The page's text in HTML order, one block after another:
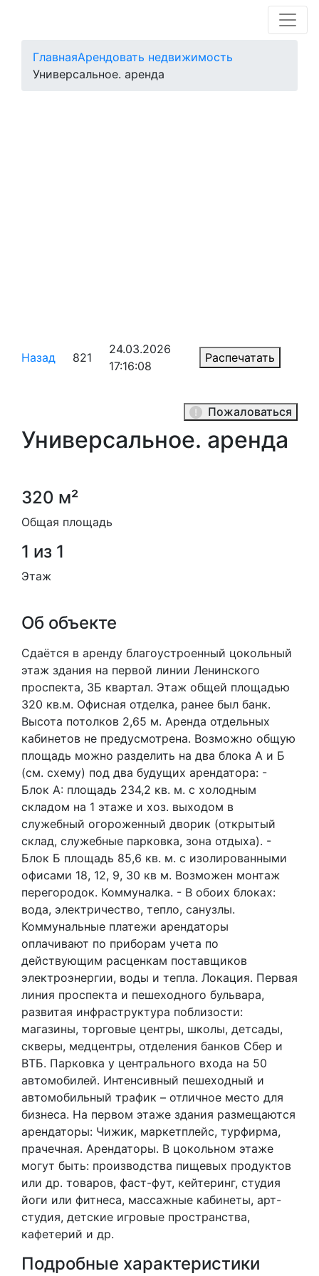
ГлавнаяАрендовать недвижимость
Универсальное. аренда
Назад 821
24.03.2026
17:16:08
Распечатать
Пожаловаться
Универсальное. аренда
320 м²
Общая площадь
1 из 1
Этаж
Об объекте
Сдаётся в аренду благоустроенный цокольный
этаж здания на первой линии Ленинского
проспекта, 3Б квартал. Этаж общей площадью
320 кв.м. Офисная отделка, ранее был банк.
Высота потолков 2,65 м. Аренда отдельных
кабинетов не предусмотрена. Возможно общую
площадь можно разделить на два блока А и Б
(см. схему) под два будущих арендатора: -
Блок А: площадь 234,2 кв. м. с холодным
складом на 1 этаже и хоз. выходом в
служебный огороженный дворик (открытый
склад, служебные парковка, зона отдыха). -
Блок Б площадь 85,6 кв. м. с изолированными
офисами 18, 12, 9, 30 кв м. Возможен монтаж
перегородок. Коммуналка. - В обоих блоках:
вода, электричество, тепло, санузлы.
Коммунальные платежи арендаторы
оплачивают по приборам учета по
действующим расценкам поставщиков
электроэнергии, воды и тепла. Локация. Первая
линия проспекта и пешеходного бульвара,
развитая инфраструктура поблизости:
магазины, торговые центры, школы, детсады,
скверы, медцентры, отделения банков Сбер и
ВТБ. Парковка у центрального входа на 50
автомобилей. Интенсивный пешеходный и
автомобильный трафик – отличное место для
бизнеса. На первом этаже здания размещаются
арендаторы: Чижик, маркетплейс, турфирма,
прачечная. Арендаторы. В цокольном этаже
могут быть: производства пищевых продуктов
или др. товаров, фаст-фут, кейтеринг, студия
йоги или фитнеса, массажные кабинеты, арт-
студия, детские игровые пространства,
кафетерий и др.
Подробные характеристики